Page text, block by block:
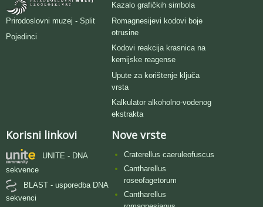
Prirodoslovni muzej - Split
Pojedinci
Kazalo grafičkih simbola
Romagnesijevi kodovi boje
otrusine
Kodovi reakcija krasnica na
kemijske reagense
Upute za korištenje ključa
vrsta
Kalkulator alkoholno-vodenog
ekstrakta
Korisni linkovi
UNITE - DNA
sekvence
BLAST - usporedba DNA
sekvenci
Nove vrste
Craterellus caeruleofuscus
Cantharellus
roseofagetorum
Cantharellus